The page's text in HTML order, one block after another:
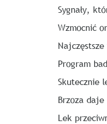
Sygnały,
Wzmocnić
Program
Skutecznie
Brzoza
Lek